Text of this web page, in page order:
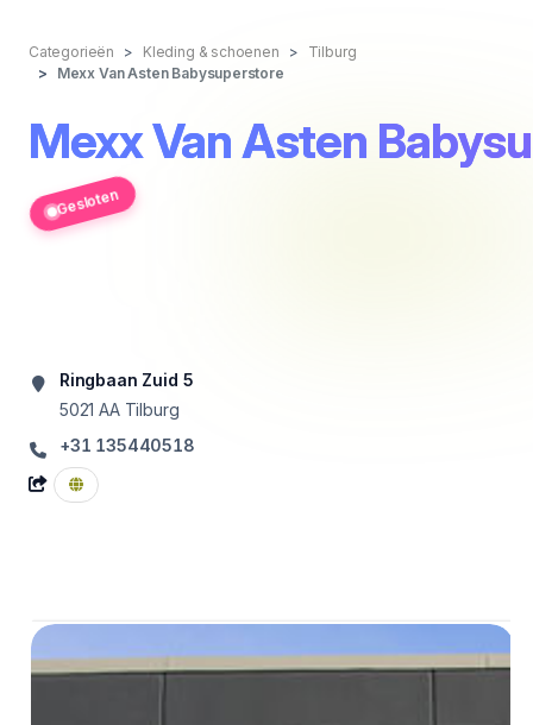
Categorieën Kleding & schoenen
Tilburg
Mexx Van Asten Babysuperstore
Mexx Van Asten
Gesloten
Ringbaan Zuid 5
5021 AA Tilburg
+31 135440518